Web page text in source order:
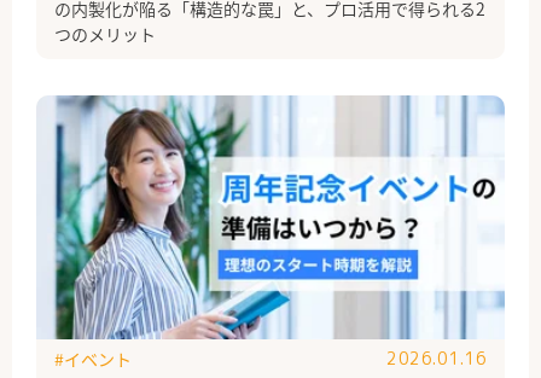
の内製化が陥る「構造的な罠」と、プロ活用で得られる2
つのメリット
#イベント 2026.01.16